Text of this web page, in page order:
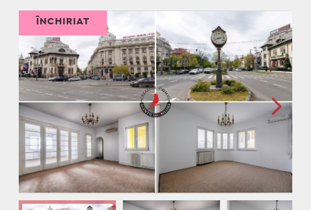
ÎNCHIRIAT